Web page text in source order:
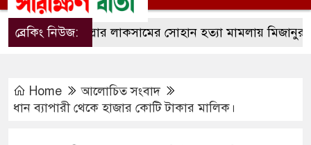
ব্রেকিং নিউজ:
কুমিল্লার লাকসামের সোহান হত্যা মামলায় মিজানুর রহমানের
Home
আলোচিত সংবাদ
ধান ব্যাপারী থেকে হাজার কোটি টাকার মালিক।